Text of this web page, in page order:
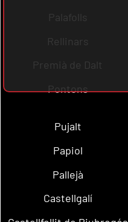
Palafolls
Rellinars
Premià de Dalt
Pontons
Pujalt
Papiol
Pallejà
Castellgalí